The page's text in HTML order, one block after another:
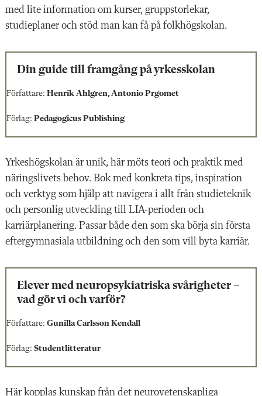
med lite information om kurser, gruppstorlekar,
studieplaner och stöd man kan få på folkhögskolan.
Din guide till framgång på yrkesskolan
Författare: Henrik Ahlgren, Antonio Prgomet
Förlag: Pedagogicus Publishing
Yrkeshögskolan är unik, här möts teori och praktik med
näringslivets behov. Bok med konkreta tips, inspiration
och verktyg som hjälp att navigera i allt från studieteknik
och personlig utveckling till LIA-perioden och
karriärplanering. Passar både den som ska börja sin första
eftergymnasiala utbildning och den som vill byta karriär.
Elever med neuropsykiatriska svårigheter –
vad gör vi och varför?
Författare: Gunilla Carlsson Kendall
Förlag: Studentlitteratur
Här kopplas kunskap från det neurovetenskapliga